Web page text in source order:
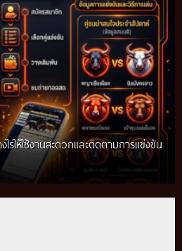
ให้ใช้งานสะดวกและติดตามการแข่งขัน